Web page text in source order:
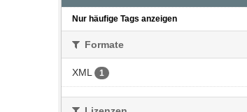
Nur häufige Tags anzeigen
Formate
XML 1